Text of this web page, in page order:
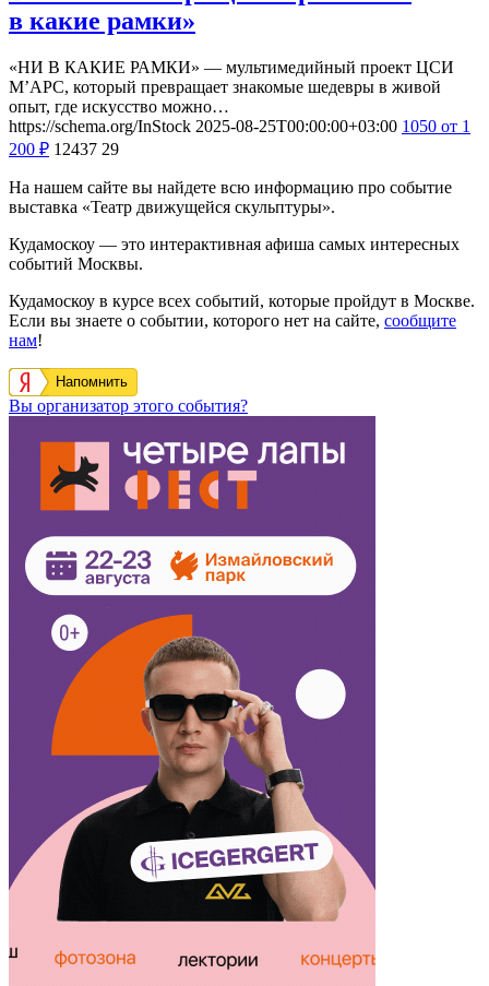
в какие рамки»
«НИ В КАКИЕ РАМКИ» — мультимедийный проект ЦСИ
М’АРС, который превращает знакомые шедевры в живой
опыт, где искусство можно…
https://schema.org/InStock 2025-08-25T00:00:00+03:00 1050 от 1
200 ₽ 12437 29
На нашем сайте вы найдете всю информацию про событие
выставка «Театр движущейся скульптуры».
Кудамоскоу — это интерактивная афиша самых интересных
событий Москвы.
Кудамоскоу в курсе всех событий, которые пройдут в Москве.
Если вы знаете о событии, которого нет на сайте, сообщите
нам!
Напомнить
Вы организатор этого события?